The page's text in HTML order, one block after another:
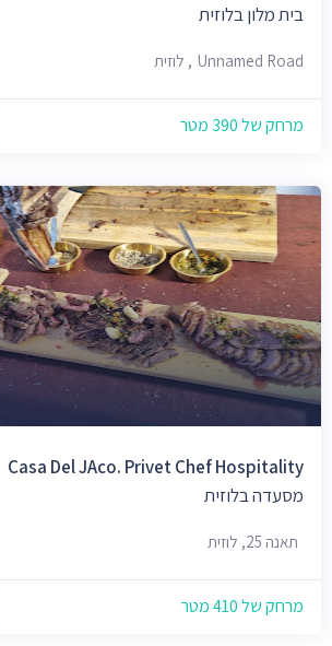
בית מלון בלוזית
Unnamed Road, לוזית
מרחק של 390 מטר
Casa Del JAco. Privet Chef Hospitality
מסעדה בלוזית
תאנה 25, לוזית
מרחק של 410 מטר